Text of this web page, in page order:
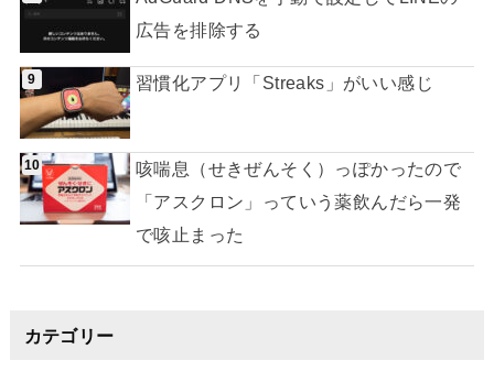
広告を排除する
習慣化アプリ「Streaks」がいい感じ
咳喘息（せきぜんそく）っぽかったので
「アスクロン」っていう薬飲んだら一発
で咳止まった
カテゴリー